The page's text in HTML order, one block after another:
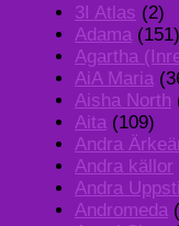
3I Atlas (2)
Adama (151)
Agartha
AiA Maria
Aisha North
Aita (109)
Andra
Andra källor
Andra
Andromeda